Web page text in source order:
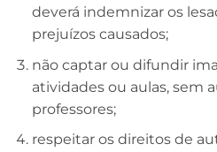
deverá indemnizar os
prejuízos causados;
não captar ou difundir
atividades ou aulas, sem
professores;
respeitar os direitos de